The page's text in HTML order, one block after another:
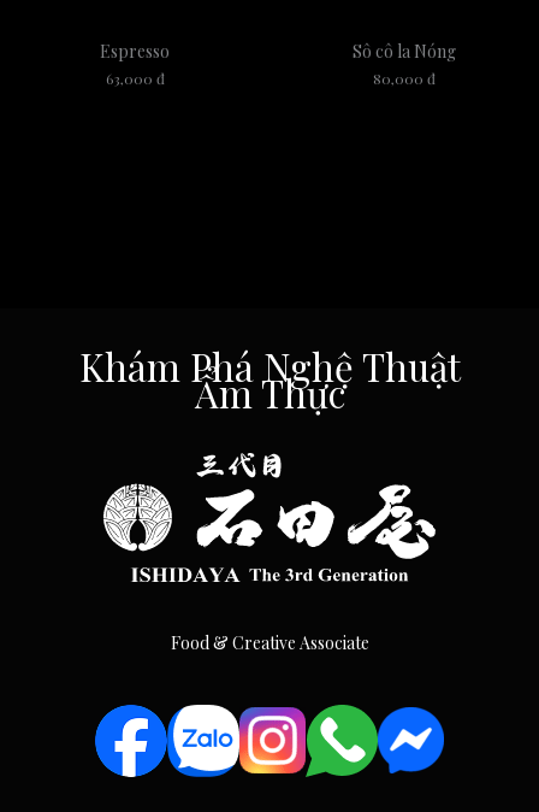
Espresso
63,000 đ
Sô cô la Nóng
80,000 đ
Khám Phá Nghệ Thuật
Ẩm Thực
Food & Creative Associate